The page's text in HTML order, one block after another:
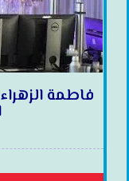
فاطمة